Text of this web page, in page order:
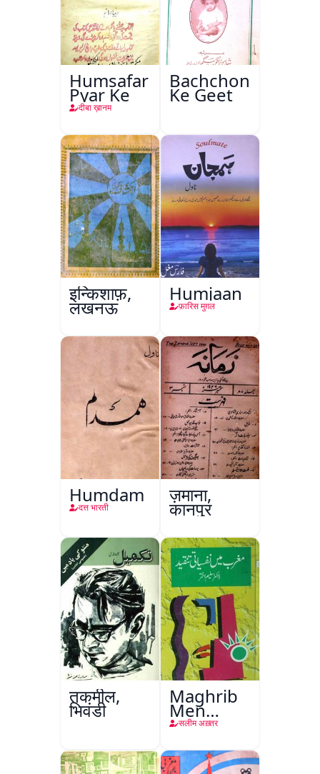
Humsafar
Pyar Ke
दीबा ख़ानम
Bachchon
Ke Geet
इन्किशाफ़,
लखनऊ
Humjaan
फ़ारिस मुग़ल
Humdam
दत्त भारती
ज़माना,
कानपुर
तकमील,
भिवंडी
Maghrib
Men
Nafsiyati
सलीम अख़्तर